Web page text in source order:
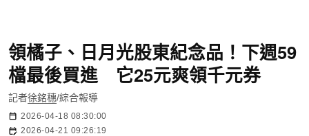
領橘子、日月光股東紀念品！下週59
檔最後買進 它25元爽領千元券
記者徐銘穗/綜合報導
2026-04-18 08:30:00
2026-04-21 09:26:19